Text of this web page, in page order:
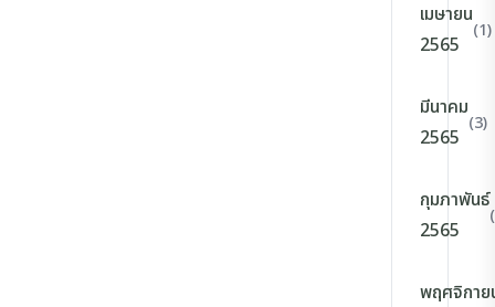
เมษายน
2565
(1)
มีนาคม
2565
(3)
กุมภาพันธ์
2565
พฤศจิกาย